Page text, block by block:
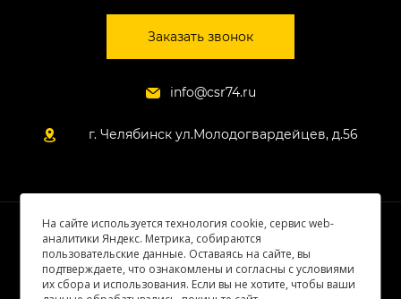
Заказать звонок
info@csr74.ru
г. Челябинск ул.Молодогвардейцев, д.56
© 2026 Все права защищены
На сайте используется технология cookie, сервис web-
аналитики Яндекс. Метрика, собираются
пользовательские данные. Оставаясь на сайте, вы
подтверждаете, что ознакомлены и согласны с условиями
их сбора и использования. Если вы не хотите, чтобы ваши